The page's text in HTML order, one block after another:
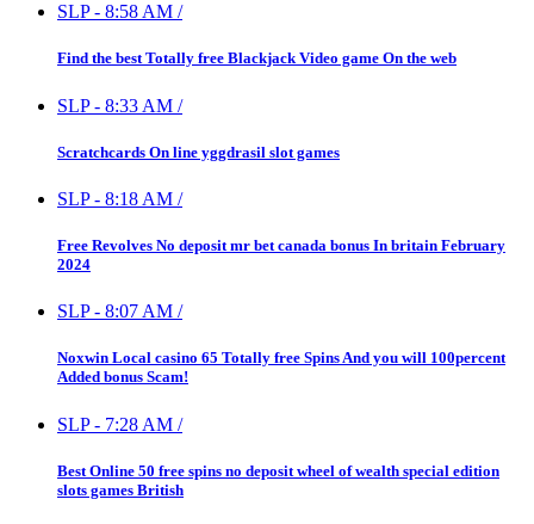
SLP- 8:58 AM /
Find the best Totally free Blackjack Video game On the web
SLP- 8:33 AM /
Scratchcards On line yggdrasil slot games
SLP- 8:18 AM /
Free Revolves No deposit mr bet canada bonus In britain February
2024
SLP- 8:07 AM /
Noxwin Local casino 65 Totally free Spins And you will 100percent
Added bonus Scam!
SLP- 7:28 AM /
Best Online 50 free spins no deposit wheel of wealth special edition
slots games British